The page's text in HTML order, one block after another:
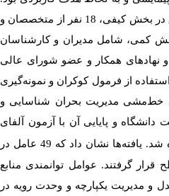
داده‌های تحقیق به‌صورت میدانی و به شیوه آمیخته (کیفی و کمی) جمع‌آوری شد. جامعه آماری تحقیق در بخش کیفی، 18 نفر از متخصصان و
کمی، شامل مدیران و کارشناسان
ملی و استانی سازمان‌ها و نهادهای همکار و عضو شورای عالی
و مورگان و با استفاده از فرمول کوکران و نمونه‌گیری
شدند. در این تحقیق‌ 49 عامل مؤثر بر اجرای خط‌مشی مدیریت بحران شناسایی و
روایی محتوایی آن توسط 10 تن از اساتید مدیریت دانشگاه و پایایی آن با آزمون آلفای
یافته‌ها نشان داد که
49 عامل در
قرار گرفتند. عوامل توانمندی منابع
و مدیریت یکپارچه و وحدت رویه در